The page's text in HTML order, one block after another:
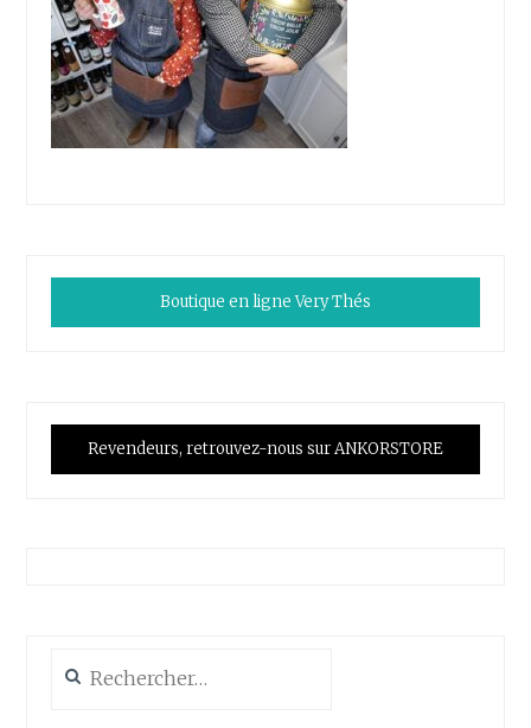
Boutique en ligne Very Thés
Revendeurs, retrouvez-nous sur ANKORSTORE